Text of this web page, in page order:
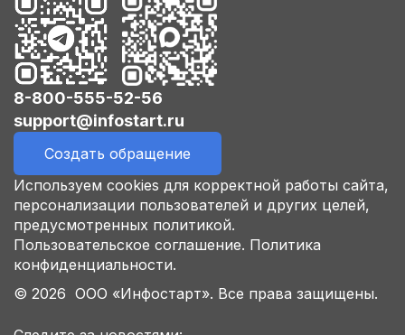
8-800-555-52-56
support@infostart.ru
Создать обращение
Используем cookies для корректной работы сайта,
персонализации пользователей и других целей,
предусмотренных политикой.
Пользовательское соглашение. Политика
конфиденциальности.
© 2026 ООО «Инфостарт». Все права защищены.